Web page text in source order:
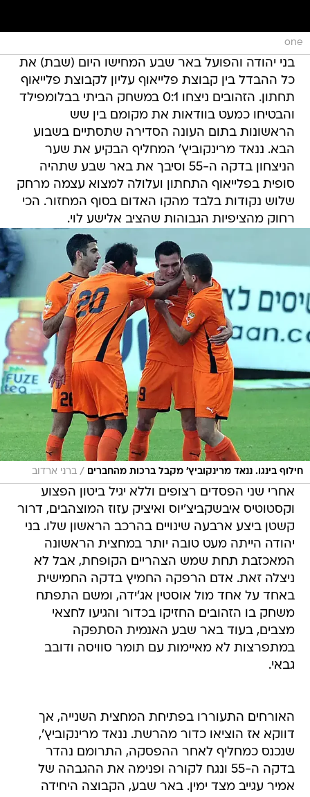
one
בני יהודה והפועל באר שבע המחישו היום (שבת) את
כל ההבדל בין קבוצת פלייאוף עליון לקבוצת פלייאוף
תחתון. הזהובים ניצחו 0:1 במשחק הביתי בבלומפילד
והבטיחו כמעט בוודאות את מקומם בין שש
הראשונות בתום העונה הסדירה שתסתיים בשבוע
הבא. ננאד מרינקוביץ' המחליף הבקיע את שער
הניצחון בדקה ה-55 וסיבך את באר שבע שתהיה
סופית בפלייאוף התחתון ועלולה למצוא עצמה מרחק
שלוש נקודות בלבד מהקו האדום בסוף המחזור. הכי
רחוק מהציפיות הגבוהות שהציב אלישע לוי.
חילוף בינגו. ננאד מרינקוביץ' מקבל ברכות מהחברים / ברני ארדוב
אחרי שני הפסדים רצופים וללא יגיל ביטון הפצוע
וקסטוטיס איבשקביצ'יוס ואיציק עזוז המוצהבים, דרור
קשטן ביצע ארבעה שינויים בהרכב הראשון שלו. בני
יהודה הייתה מעט טובה יותר במחצית הראשונה
המאכזבת תחת שמש הצהריים הקופחת, אבל לא
ניצלה זאת. אדם הרפקה החמיץ בדקה החמישית
באחד על אחד מול אוסטין אג'ידה, ומשם התפתח
משחק בו הזהובים החזיקו בכדור והגיעו לחצאי
מצבים, בעוד באר שבע האנמית הסתפקה
במתפרצות לא מאיימות עם תומר סוויסה ודובב
גבאי.
האורחים התעוררו בפתיחת המחצית השנייה, אך
דווקא אז הוציאו כדור מהרשת. ננאד מרינקוביץ',
שנכנס כמחליף לאחר ההפסקה, התרומם נהדר
בדקה ה-55 ונגח לקורה ופנימה את ההגבהה של
אמיר עגייב מצד ימין. באר שבע, הקבוצה היחידה